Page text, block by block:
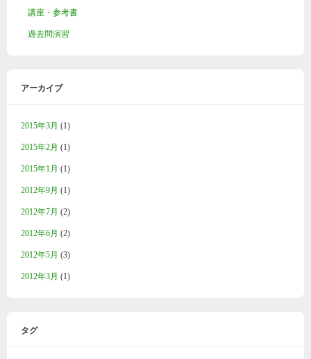
講座・参考書
過去問演習
アーカイブ
2015年3月 (1)
2015年2月 (1)
2015年1月 (1)
2012年9月 (1)
2012年7月 (2)
2012年6月 (2)
2012年5月 (3)
2012年3月 (1)
タグ